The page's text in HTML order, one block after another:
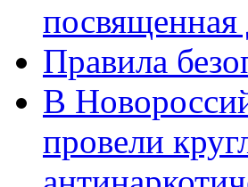
посвященная
Правила
В
провели